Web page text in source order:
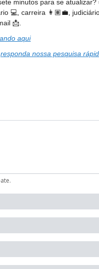
minutos para se
💻, carreira 👩🏽‍💼,
📩.
aqui
responda nossa pesquisa
.